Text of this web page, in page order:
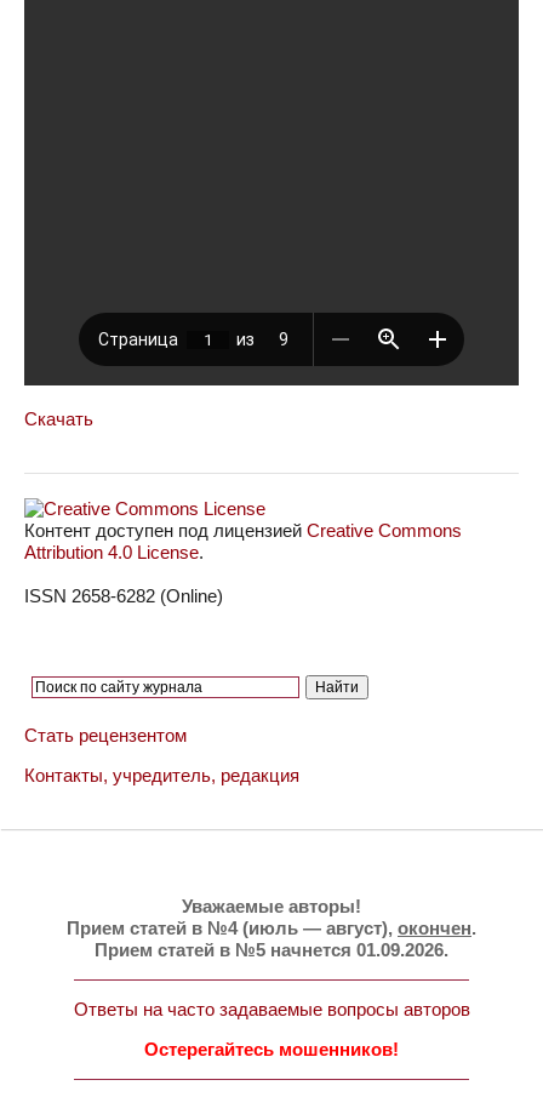
Скачать
Контент доступен под лицензией Creative Commons
Attribution 4.0 License.
ISSN 2658-6282 (Online)
Стать рецензентом
Контакты, учредитель, редакция
Уважаемые авторы!
Прием статей в №4 (июль — август), окончен.
Прием статей в №5 начнется 01.09.2026.
Ответы на часто задаваемые вопросы авторов
Остерегайтесь мошенников!